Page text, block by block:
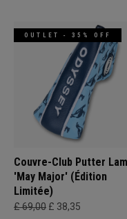
OUTLET - 35% OFF
Couvre-Club Putter
'May Major' (Édition
Limitée)
£ 69,00 £ 38,35